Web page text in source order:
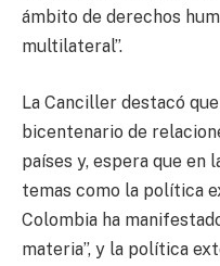
ámbito de derechos
multilateral”.
La Canciller destacó
bicentenario de
países y, espera que en
temas como la política
Colombia ha
materia”, y la política